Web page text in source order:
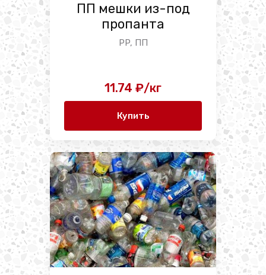
ПП мешки из-под
пропанта
PP, ПП
11.74 ₽/кг
Купить